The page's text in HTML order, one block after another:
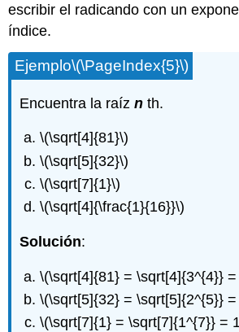
escribir el radicando con un
índice.
Ejemplo\(\PageIndex{5}\)
Encuentra la raíznth.
\(\sqrt[4]{81}\)
\(\sqrt[5]{32}\)
\(\sqrt[7]{1}\)
\(\sqrt[4]{\frac{1}{16}}\)
Solución:
\(\sqrt[4]{81} = \sqrt[4]{3^{4}} =
\(\sqrt[5]{32} = \sqrt[5]{2^{5}} =
\(\sqrt[7]{1} = \sqrt[7]{1^{7}} =